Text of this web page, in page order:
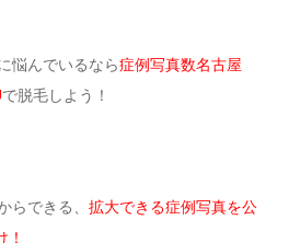
悩んでいるなら症例写真数名古屋
で脱毛しよう！
らできる、拡大できる症例写真を公
！